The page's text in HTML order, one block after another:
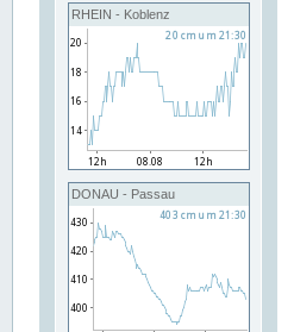
RHEIN - Koblenz
DONAU - Passau